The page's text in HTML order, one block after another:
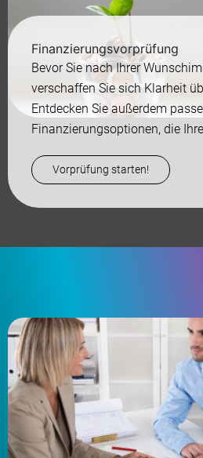
Finanzierungsvorprüfung
Bevor Sie nach Ihrer
verschaffen Sie sich Klarheit
Entdecken Sie außerdem
Finanzierungsoptionen, die
Vorprüfung starten!